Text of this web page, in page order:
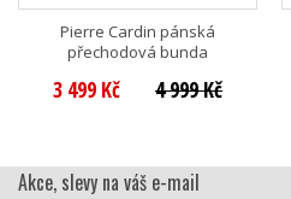
Pierre Cardin pánská
přechodová bunda
3 499 Kč 4 999 Kč
Akce, slevy na váš e-mail